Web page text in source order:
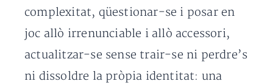
complexitat, qüestionar-se i posar en
joc allò irrenunciable i allò accessori,
actualitzar-se sense trair-se ni perdre’s
ni dissoldre la pròpia identitat: una